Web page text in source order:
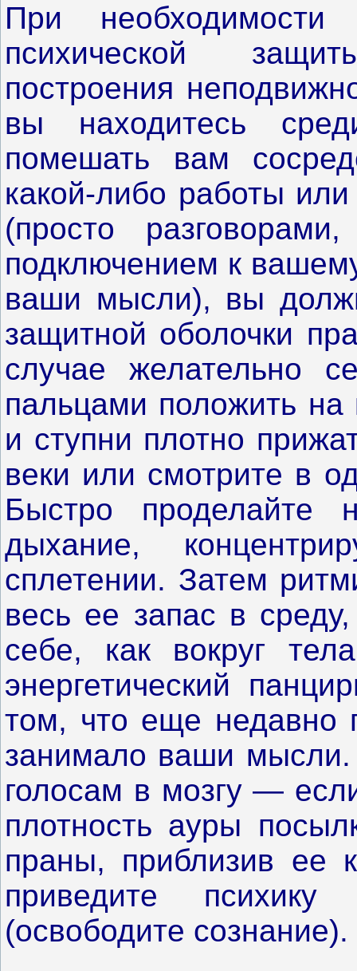
При необходимости
психической
построения
вы находитесь
помешать вам
какой-либо работы
(просто
подключением к
ваши мысли), вы
защитной оболочки
случае желательно
пальцами положить на
и ступни плотно
веки или смотрите в
Быстро проделайте
дыхание,
сплетении. Затем
весь ее запас в
себе, как вокруг
энергетический
том, что еще недавно
занимало ваши
голосам в мозгу —
плотность ауры
праны, приблизив ее
приведите
(освободите сознание).